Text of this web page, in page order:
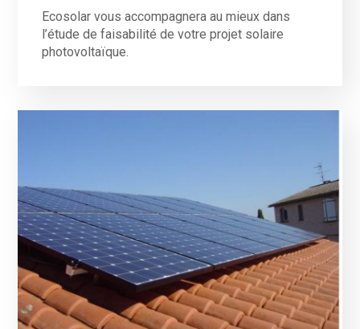
Ecosolar vous accompagnera au mieux dans
l’étude de faisabilité de votre projet solaire
photovoltaïque.